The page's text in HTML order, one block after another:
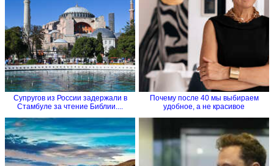
Супругов из России задержали в
Стамбуле за чтение Библии....
Почему после 40 мы выбираем
удобное, а не красивое